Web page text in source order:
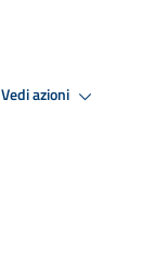
Vedi azioni